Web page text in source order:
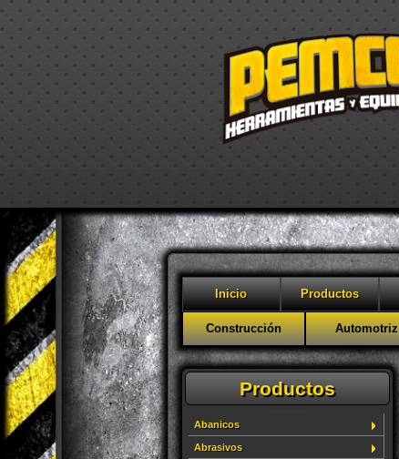
Inicio Productos
Construcción Automotriz
Productos
Abanicos
Abrasivos